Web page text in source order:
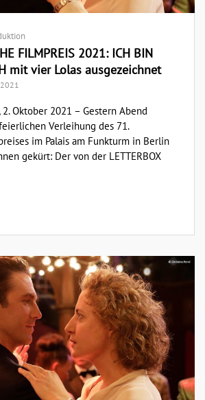
FILMPREIS 2021: ICH BIN
mit vier Lolas ausgezeichnet
Oktober 2021 – Gestern Abend
Verleihung des 71.
im Palais am Funkturm in Berlin
gekürt: Der von der LETTERBOX